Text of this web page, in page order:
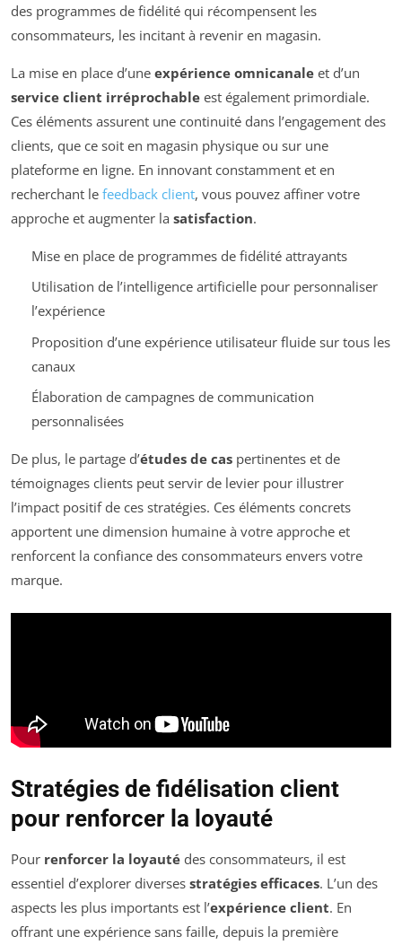
des programmes de fidélité qui récompensent les
consommateurs, les incitant à revenir en magasin.
La mise en place d’une expérience omnicanale et d’un
service client irréprochable est également primordiale.
Ces éléments assurent une continuité dans l’engagement des
clients, que ce soit en magasin physique ou sur une
plateforme en ligne. En innovant constamment et en
recherchant le feedback client, vous pouvez affiner votre
approche et augmenter la satisfaction.
Mise en place de programmes de fidélité attrayants
Utilisation de l’intelligence artificielle pour personnaliser
l’expérience
Proposition d’une expérience utilisateur fluide sur tous les
canaux
Élaboration de campagnes de communication
personnalisées
De plus, le partage d’études de cas pertinentes et de
témoignages clients peut servir de levier pour illustrer
l’impact positif de ces stratégies. Ces éléments concrets
apportent une dimension humaine à votre approche et
renforcent la confiance des consommateurs envers votre
marque.
Stratégies de fidélisation client
pour renforcer la loyauté
Pour renforcer la loyauté des consommateurs, il est
essentiel d’explorer diverses stratégies efficaces. L’un des
aspects les plus importants est l’expérience client. En
offrant une expérience sans faille, depuis la première